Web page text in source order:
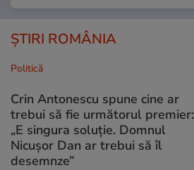
ȘTIRI ROMÂNIA
Politică
Crin Antonescu spune cine ar
trebui să fie următorul premier:
„E singura soluție. Domnul
Nicușor Dan ar trebui să îl
desemnze”